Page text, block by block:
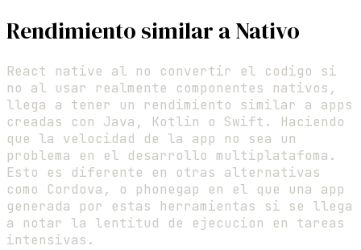
Rendimiento similar a Nativo
React native al no convertir el codigo si
no al usar realmente componentes nativos,
llega a tener un rendimiento similar a apps
creadas con Java, Kotlin o Swift. Haciendo
que la velocidad de la app no sea un
problema en el desarrollo multiplatafoma.
Esto es diferente en otras alternativas
como Cordova, o phonegap en el que una app
generada por estas herramientas si se llega
a notar la lentitud de ejecucion en tareas
intensivas.